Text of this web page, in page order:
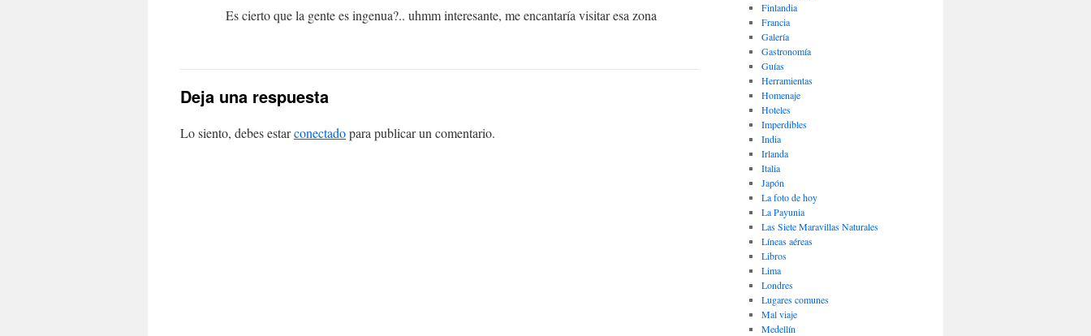
Es cierto que la gente es ingenua?.. uhmm interesante, me encantaría visitar esa zona
Deja una respuesta
Lo siento, debes estarconectadopara publicar un comentario.
Finlandia
Francia
Galería
Gastronomí­a
Guías
Herramientas
Homenaje
Hoteles
Imperdibles
India
Irlanda
Italia
Japón
La foto de hoy
La Payunia
Las Siete Maravillas Naturales
Lí­neas aéreas
Libros
Lima
Londres
Lugares comunes
Mal viaje
Medellín